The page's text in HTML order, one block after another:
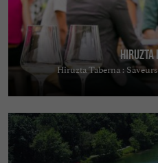
Hiruzta
Hiruzta Taberna :